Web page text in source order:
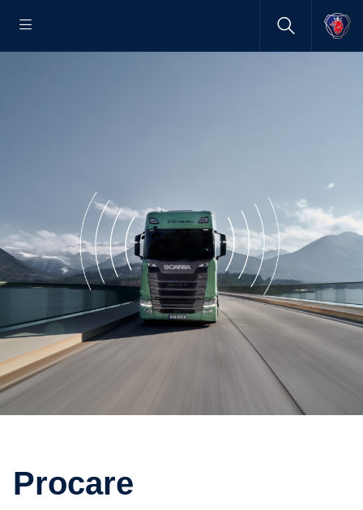
Procare